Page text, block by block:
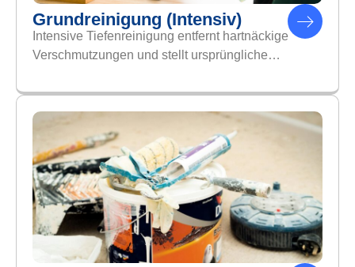
Grundreinigung (intensiv)
Intensive Tiefenreinigung entfernt hartnäckige
Verschmutzungen und stellt ursprüngliche…